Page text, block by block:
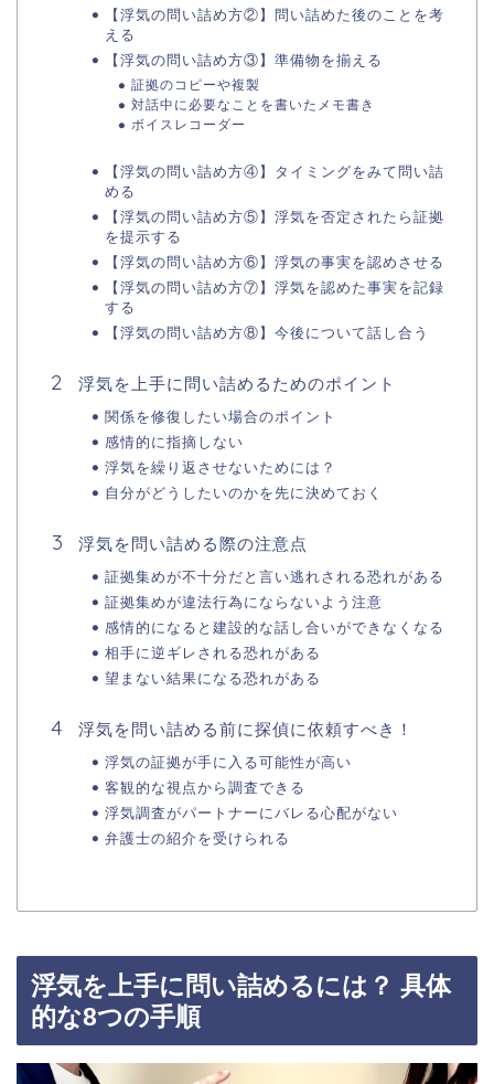
【浮気の問い詰め方②】問い詰めた後のことを考
える
【浮気の問い詰め方③】準備物を揃える
証拠のコピーや複製
対話中に必要なことを書いたメモ書き
ボイスレコーダー
【浮気の問い詰め方④】タイミングをみて問い詰
める
【浮気の問い詰め方⑤】浮気を否定されたら証拠
を提示する
【浮気の問い詰め方⑥】浮気の事実を認めさせる
【浮気の問い詰め方⑦】浮気を認めた事実を記録
する
【浮気の問い詰め方⑧】今後について話し合う
浮気を上手に問い詰めるためのポイント
関係を修復したい場合のポイント
感情的に指摘しない
浮気を繰り返させないためには？
自分がどうしたいのかを先に決めておく
浮気を問い詰める際の注意点
証拠集めが不十分だと言い逃れされる恐れがある
証拠集めが違法行為にならないよう注意
感情的になると建設的な話し合いができなくなる
相手に逆ギレされる恐れがある
望まない結果になる恐れがある
浮気を問い詰める前に探偵に依頼すべき！
浮気の証拠が手に入る可能性が高い
客観的な視点から調査できる
浮気調査がパートナーにバレる心配がない
弁護士の紹介を受けられる
浮気を上手に問い詰めるには？ 具体
的な8つの手順